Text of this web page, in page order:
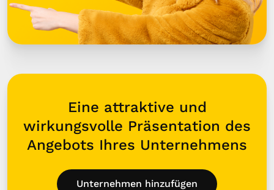
Eine attraktive und
wirkungsvolle Präsentation des
Angebots Ihres Unternehmens
Unternehmen hinzufügen